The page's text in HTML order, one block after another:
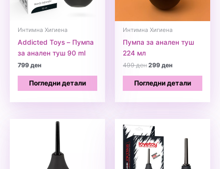
Интимна Хигиена
Addicted Toys – Пумпа
за анален туш 90 ml
799ден
Погледни детали
Интимна Хигиена
Пумпа за анален туш
224 мл
499денOriginal
was:
499 ден.
299денCurrent
is:
299 ден.
Погледни детали